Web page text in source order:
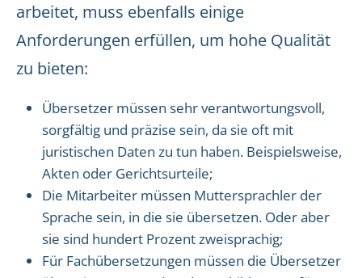
arbeitet, muss ebenfalls einige
Anforderungen erfüllen, um hohe Qualität
zu bieten:
Übersetzer müssen sehr verantwortungsvoll,
sorgfältig und präzise sein, da sie oft mit
juristischen Daten zu tun haben. Beispielsweise,
Akten oder Gerichtsurteile;
Die Mitarbeiter müssen Muttersprachler der
Sprache sein, in die sie übersetzen. Oder aber
sie sind hundert Prozent zweisprachig;
Für Fachübersetzungen müssen die Übersetzer